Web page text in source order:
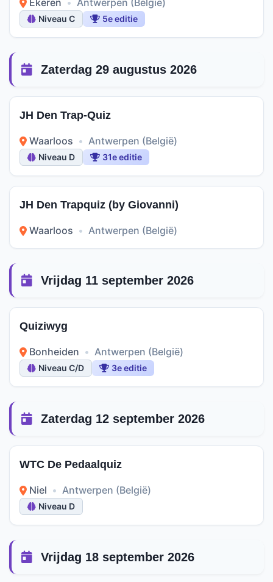
Ekeren • Antwerpen (België)
Niveau C 5e editie
Zaterdag 29 augustus 2026
JH Den Trap-Quiz
Waarloos • Antwerpen (België)
Niveau D 31e editie
JH Den Trapquiz (by Giovanni)
Waarloos • Antwerpen (België)
Vrijdag 11 september 2026
Quiziwyg
Bonheiden • Antwerpen (België)
Niveau C/D 3e editie
Zaterdag 12 september 2026
WTC De Pedaalquiz
Niel • Antwerpen (België)
Niveau D
Vrijdag 18 september 2026